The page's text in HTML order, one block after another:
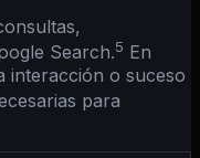
Search.5 En
interacción o suceso
para